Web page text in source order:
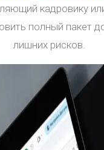
кадровику
полный пакет
лишних рисков.